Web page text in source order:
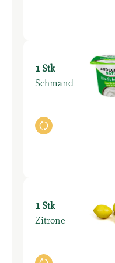
1 Stk
Schmand
Auswahl ändern
1 Stk
Zitrone